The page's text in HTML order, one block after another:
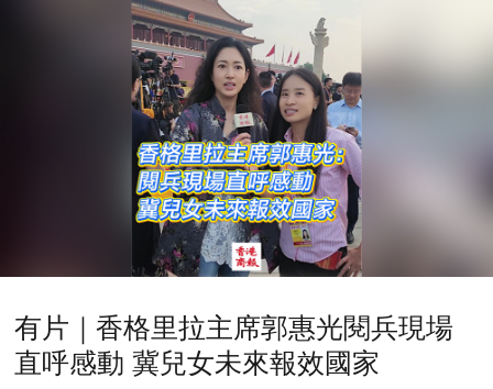
有片｜香格里拉主席郭惠光閱兵現場
直呼感動 冀兒女未來報效國家